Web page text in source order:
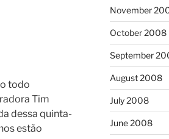
todo
Tim
dessa quinta-
estão
November
October 2008
September
August 2008
July 2008
June 2008